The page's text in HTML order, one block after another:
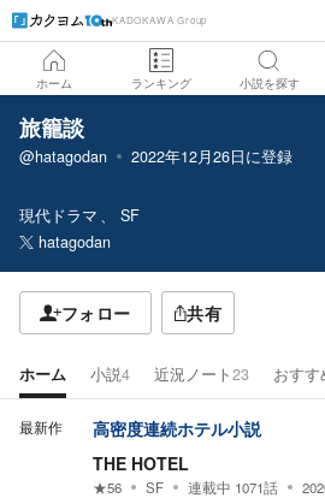
KADOKAWA Group
ホーム ランキング 小説を探す
旅籠談
@hatagodan 2022年12月26日に登録
現代ドラマ
SF
hatagodan
フォロー 共有
ホーム 小説4 近況ノート23 おすす
最新作 高密度連続ホテル小説
THE HOTEL
★56 SF 連載中 1071話